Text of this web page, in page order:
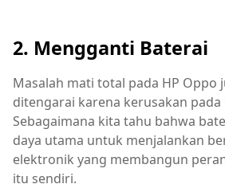
2. Mengganti Baterai
Masalah mati total pada HP Oppo
ditengarai karena kerusakan pada
Sebagaimana kita tahu bahwa
daya utama untuk menjalankan
elektronik yang membangun
itu sendiri.